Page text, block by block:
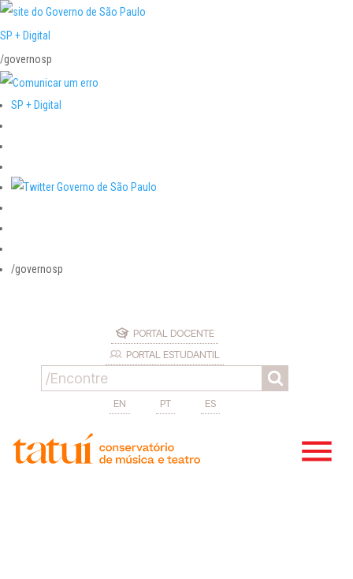
SP + Digital
/governosp
SP + Digital
/governosp
PORTAL DOCENTE
PORTAL ESTUDANTIL
EN PT ES